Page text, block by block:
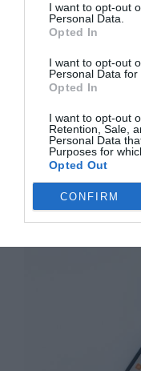
I want to opt-out
Personal Data.
Opted In
I want to opt-out
Personal Data for
Opted In
I want to opt-out
Retention, Sale,
Personal Data
Purposes for
Opted Out
CONFIRM
Πολιτική Cookies